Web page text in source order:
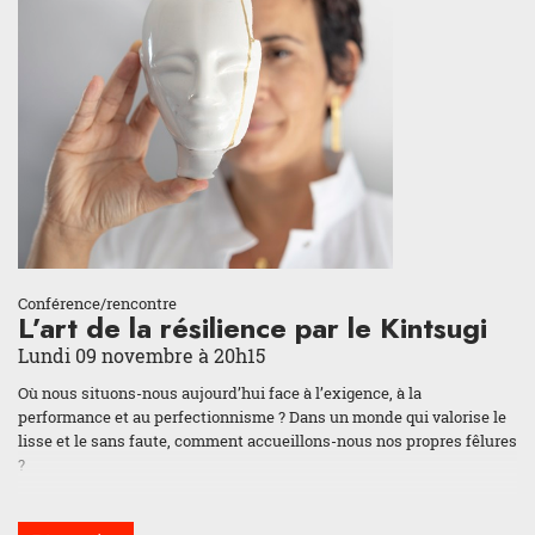
A nous d’en prendre soin et de ne pas rompre le fil.
Cette conférence est donnée par Francis Rosillon
Sciences de l’environnement, Chef de travaux honoraire de
l’Université de Liège (campus d’Arlon).
Conférence/rencontre
L’art de la résilience par le Kintsugi
Lundi 09 novembre à 20h15
Où nous situons-nous aujourd’hui face à l’exigence, à la
performance et au perfectionnisme ? Dans un monde qui valorise le
lisse et le sans faute, comment accueillons-nous nos propres fêlures
?
Plutôt que de cacher les ruptures, cette méthode consiste à réparer